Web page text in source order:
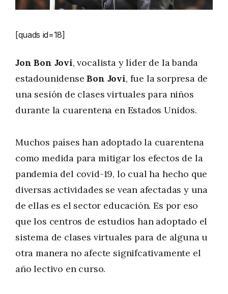
[quads id=18]
Jon Bon Jovi, vocalista y líder de la banda
estadounidenseBon Jovi, fue la sorpresa de
una sesión de clases virtuales para niños
durante la cuarentena en Estados Unidos.
Muchos países han adoptado la cuarentena
como medida para mitigar los efectos de la
pandemia del covid-19, lo cual ha hecho que
diversas actividades se vean afectadas y una
de ellas es el sector educación. Es por eso
que los centros de estudios han adoptado el
sistema de clases virtuales para de alguna u
otra manera no afecte signifcativamente el
año lectivo en curso.